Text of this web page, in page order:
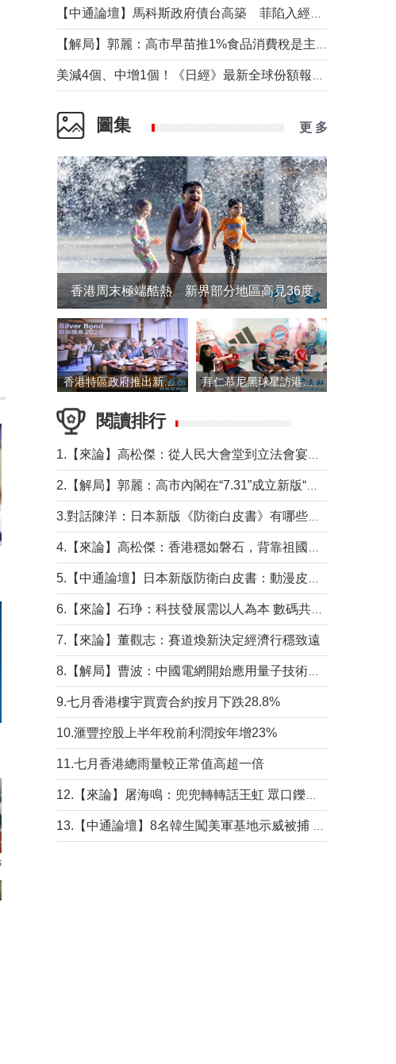
圖集 更 多
香港周末極端酷熱 新界部分地區高見36度
香港特區政府推出新一批銀色債券 每手1萬元保底息4.25厘 拜仁慕尼黑球星訪港 與球迷近距離互動
閱讀排行
7.【來論】董觀志：賽道煥新決定經濟行穩致遠
9.七月香港樓宇買賣合約按月下跌28.8%
10.滙豐控股上半年稅前利潤按年增23%
11.七月香港總雨量較正常值高超一倍